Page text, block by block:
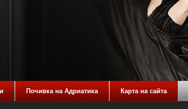
Почивка на Адриатика Карта на сайта